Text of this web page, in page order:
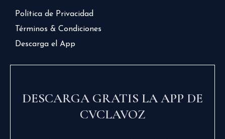
Política de Privacidad
Términos & Condiciones
Descarga el App
DESCARGA GRATIS LA APP DE
CVCLAVOZ